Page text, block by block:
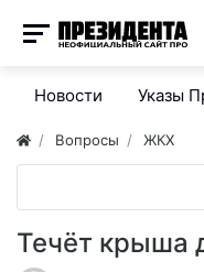
Новости Указы
Вопросы ЖКХ
Течёт крыша